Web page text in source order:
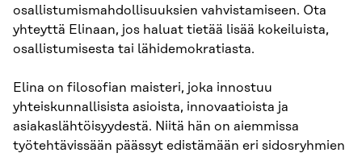
osallistumismahdollisuuksien vahvistamiseen. Ota
yhteyttä Elinaan, jos haluat tietää lisää kokeiluista,
osallistumisesta tai lähidemokratiasta.
Elina on filosofian maisteri, joka innostuu
yhteiskunnallisista asioista, innovaatioista ja
asiakaslähtöisyydestä. Niitä hän on aiemmissa
työtehtävissään päässyt edistämään eri sidosryhmien